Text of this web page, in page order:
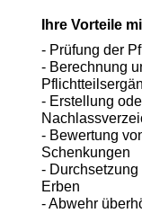
Ihre Vorteile
- Prüfung der
- Berechnung
- Erstellung
- Bewertung
Schenkungen
-
Erben
- Abwehr